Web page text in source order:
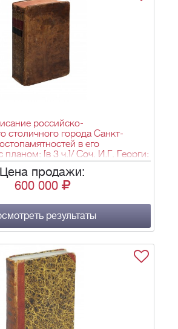
российско-
столичного города Санкт-
в его
планом: [в 3 ч.]/ Соч. И.Г. Георги;
- СПб.: при Имп. Шляхетн.
1794. - [6], XI, [15], 272,
577-757, [1] c., [1] л. фронт.
Цена продажи:
600 000
результаты